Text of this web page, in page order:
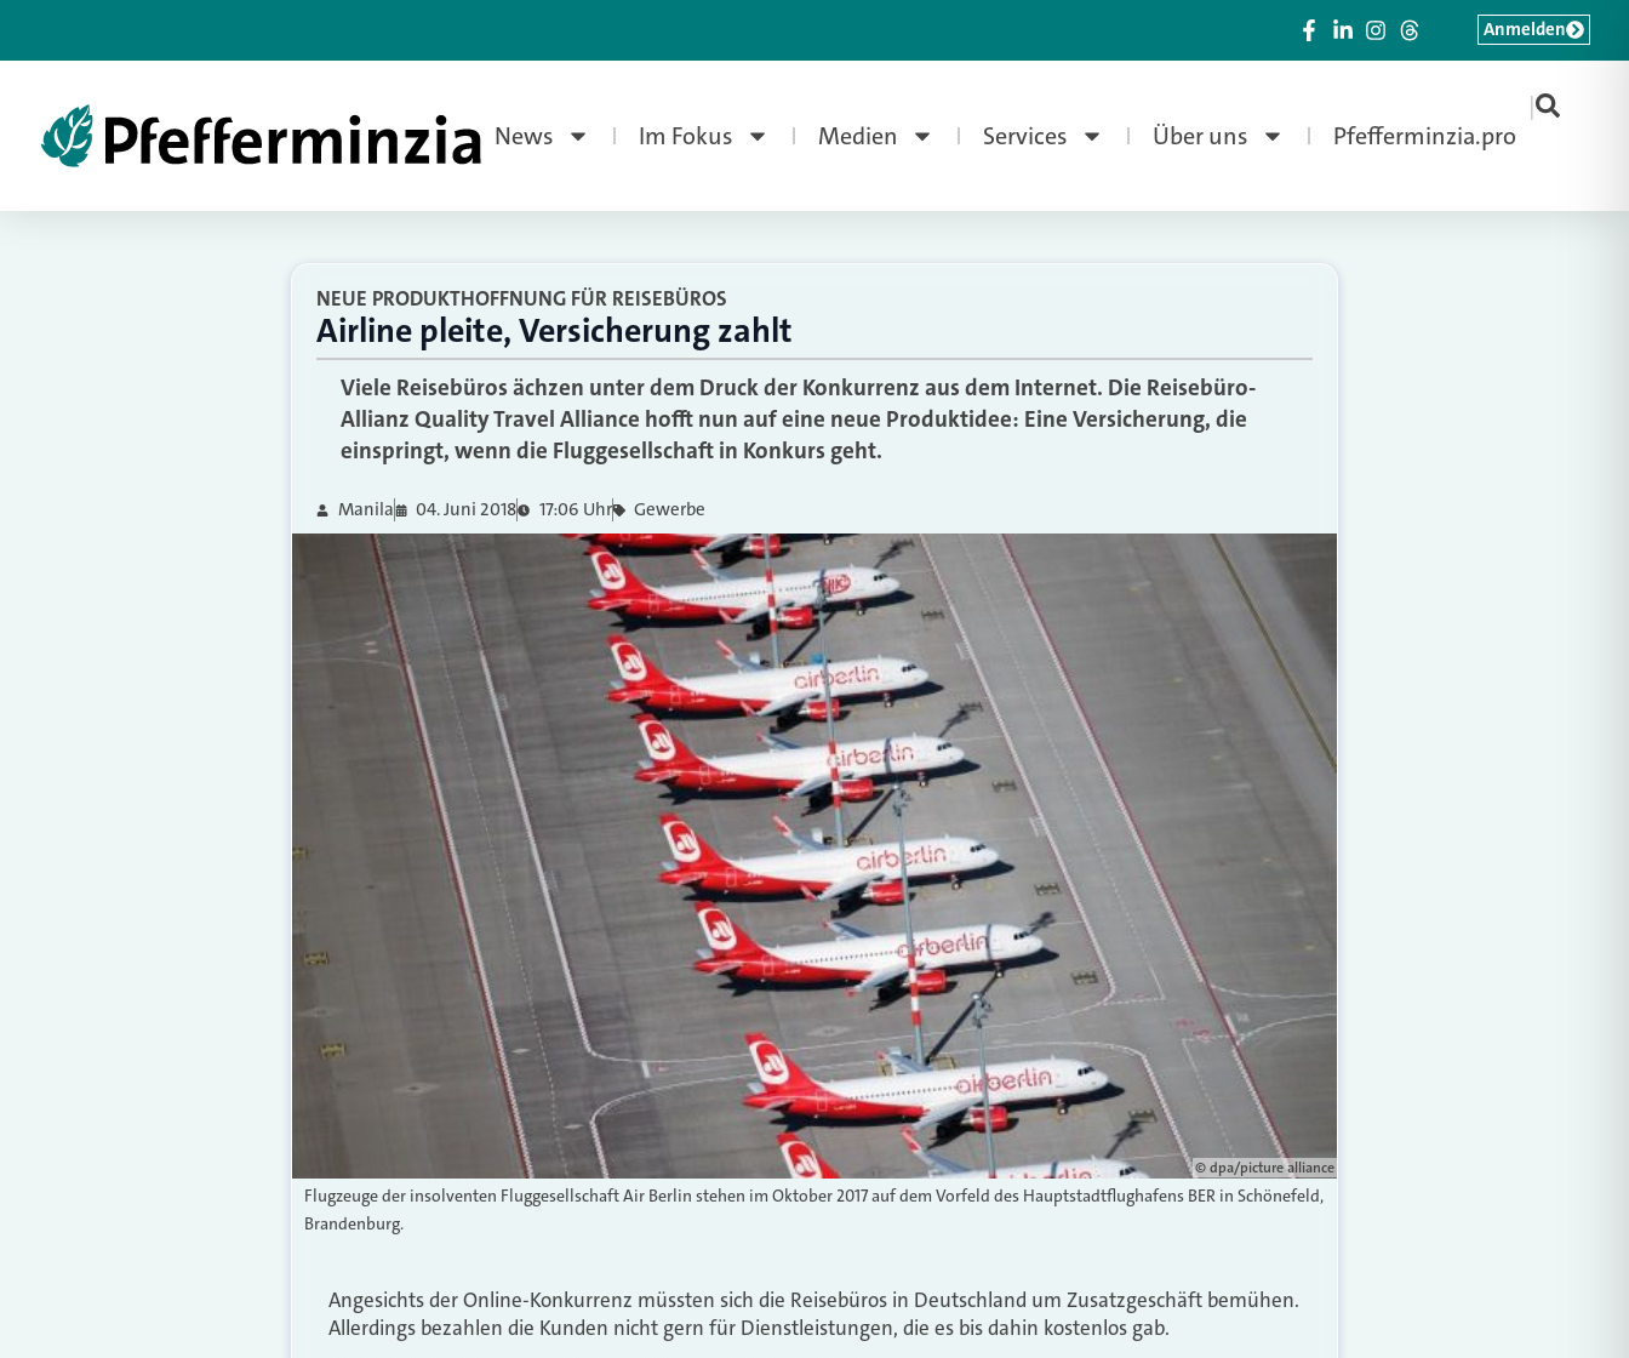
News Im Fokus Medien Services Über uns Pfefferminzia.pro
|
Anmelden
NEUE PRODUKTHOFFNUNG FÜR REISEBÜROS
Airline pleite, Versicherung zahlt
Viele Reisebüros ächzen unter dem Druck der Konkurrenz aus dem Internet. Die Reisebüro-
Allianz Quality Travel Alliance hofft nun auf eine neue Produktidee: Eine Versicherung, die
einspringt, wenn die Fluggesellschaft in Konkurs geht.
Manila 04. Juni 2018 17:06 Uhr Gewerbe
© dpa/picture alliance
Flugzeuge der insolventen Fluggesellschaft Air Berlin stehen im Oktober 2017 auf dem Vorfeld des Hauptstadtflughafens BER in Schönefeld,
Brandenburg.
Angesichts der Online-Konkurrenz müssten sich die Reisebüros in Deutschland um Zusatzgeschäft bemühen.
Allerdings bezahlen die Kunden nicht gern für Dienstleistungen, die es bis dahin kostenlos gab.